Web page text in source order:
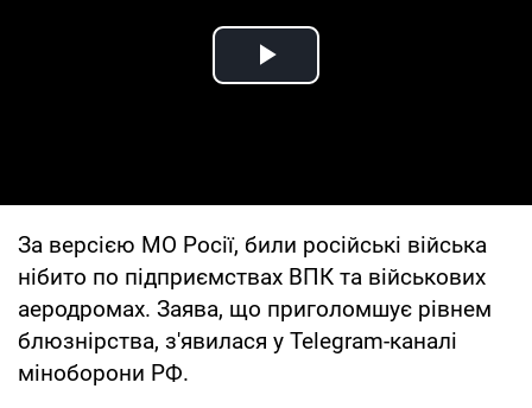
Play Video
За версією МО Росії, били російські війська
нібито по підприємствах ВПК та військових
аеродромах. Заява, що приголомшує рівнем
блюзнірства, з'явилася у Telegram-каналі
міноборони РФ.